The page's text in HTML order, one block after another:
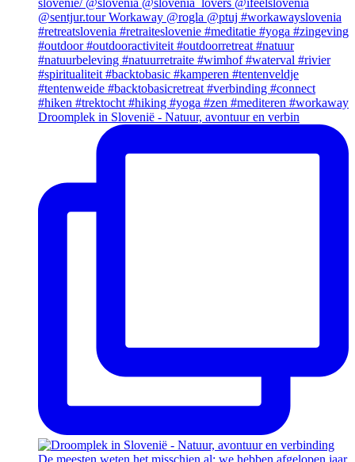
Droomplek in Slovenië - Natuur, avontuur en verbin